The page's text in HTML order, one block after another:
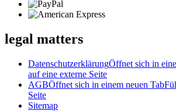
legal matters
DatenschutzerklärungÖffnet sich in
auf eine externe Seite
AGBÖffnet sich in einem neuen Tab
Seite
Sitemap